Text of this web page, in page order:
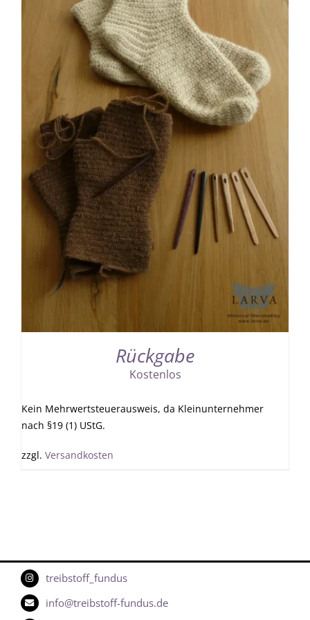
Rückgabe
Kostenlos
Kein Mehrwertsteuerausweis, da Kleinunternehmer
nach §19 (1) UStG.
zzgl. Versandkosten
treibstoff_fundus
info@treibstoff-fundus.de